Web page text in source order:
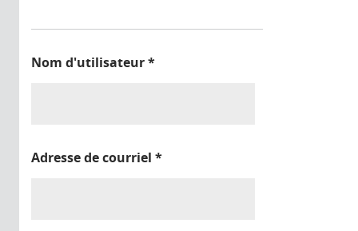
Nom d'utilisateur*
Adresse de courriel *